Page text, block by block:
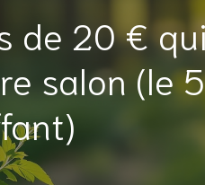
de 20 €
salon (le